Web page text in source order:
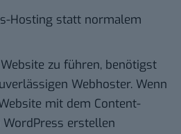
Hosting statt normalem
zu führen, benötigst
Webhoster. Wenn
mit dem Content-
WordPress erstellen